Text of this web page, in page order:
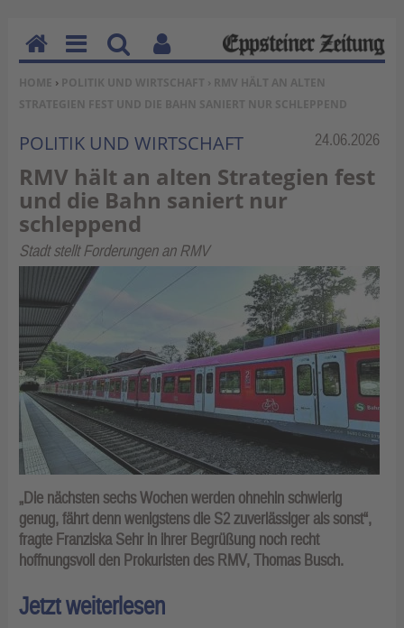
SIE BEFINDEN SICH HIER:
HOME › POLITIK UND WIRTSCHAFT › RMV HÄLT AN ALTEN
STRATEGIEN FEST UND DIE BAHN SANIERT NUR SCHLEPPEND
Rubrik:
POLITIK UND WIRTSCHAFT 24.06.2026
RMV hält an alten Strategien fest
und die Bahn saniert nur
schleppend
Stadt stellt Forderungen an RMV
„Die nächsten sechs Wochen werden ohnehin schwierig
genug, fährt denn wenigstens die S2 zuverlässiger als sonst“,
fragte Franziska Sehr in ihrer Begrüßung noch recht
hoffnungsvoll den Prokuristen des RMV, Thomas Busch.
Jetzt weiterlesen
H
o
m
e
M
en
u
Su
ch
en
Be
nu
tz
erf
un
kti
on